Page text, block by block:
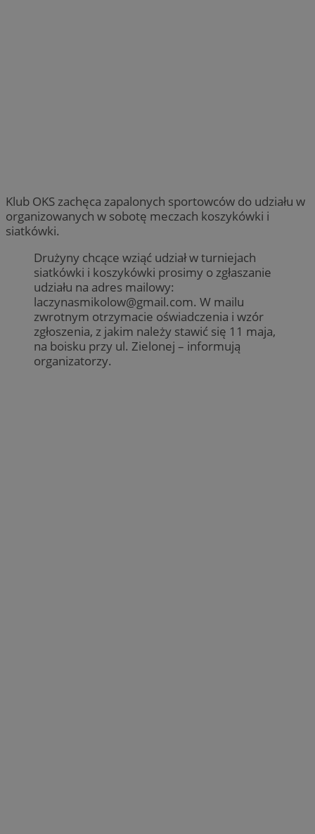
Klub OKS zachęca zapalonych sportowców do udziału w
organizowanych w sobotę meczach koszykówki i
siatkówki.
Drużyny chcące wziąć udział w turniejach
siatkówki i koszykówki prosimy o zgłaszanie
udziału na adres mailowy:
laczynasmikolow@gmail.com. W mailu
zwrotnym otrzymacie oświadczenia i wzór
zgłoszenia, z jakim należy stawić się 11 maja,
na boisku przy ul. Zielonej – informują
organizatorzy.